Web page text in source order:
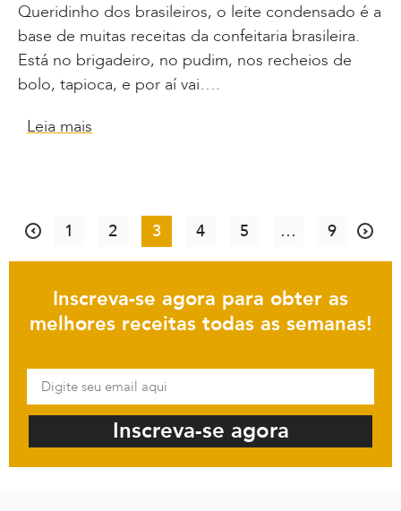
Queridinho dos brasileiros, o leite condensado é a
base de muitas receitas da confeitaria brasileira.
Está no brigadeiro, no pudim, nos recheios de
bolo, tapioca, e por aí vai….
Leia mais
1 2 3 4 5 … 9
Inscreva-se agora para obter as
melhores receitas todas as semanas!
Inscreva-se agora